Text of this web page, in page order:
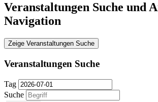
Veranstaltungen Suche und
Navigation
Zeige Veranstaltungen Suche
Veranstaltungen Suche
Tag
Suche